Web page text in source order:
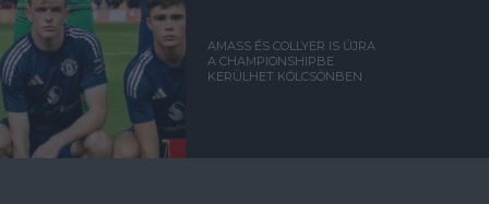
AMASS ÉS COLLYER IS ÚJRA
A CHAMPIONSHIPBE
KERÜLHET KÖLCSÖNBEN